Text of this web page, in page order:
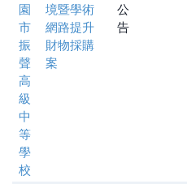
園
市
振
聲
高
級
中
等
學
校
境暨學術
網路提升
財物採購
案
公
告